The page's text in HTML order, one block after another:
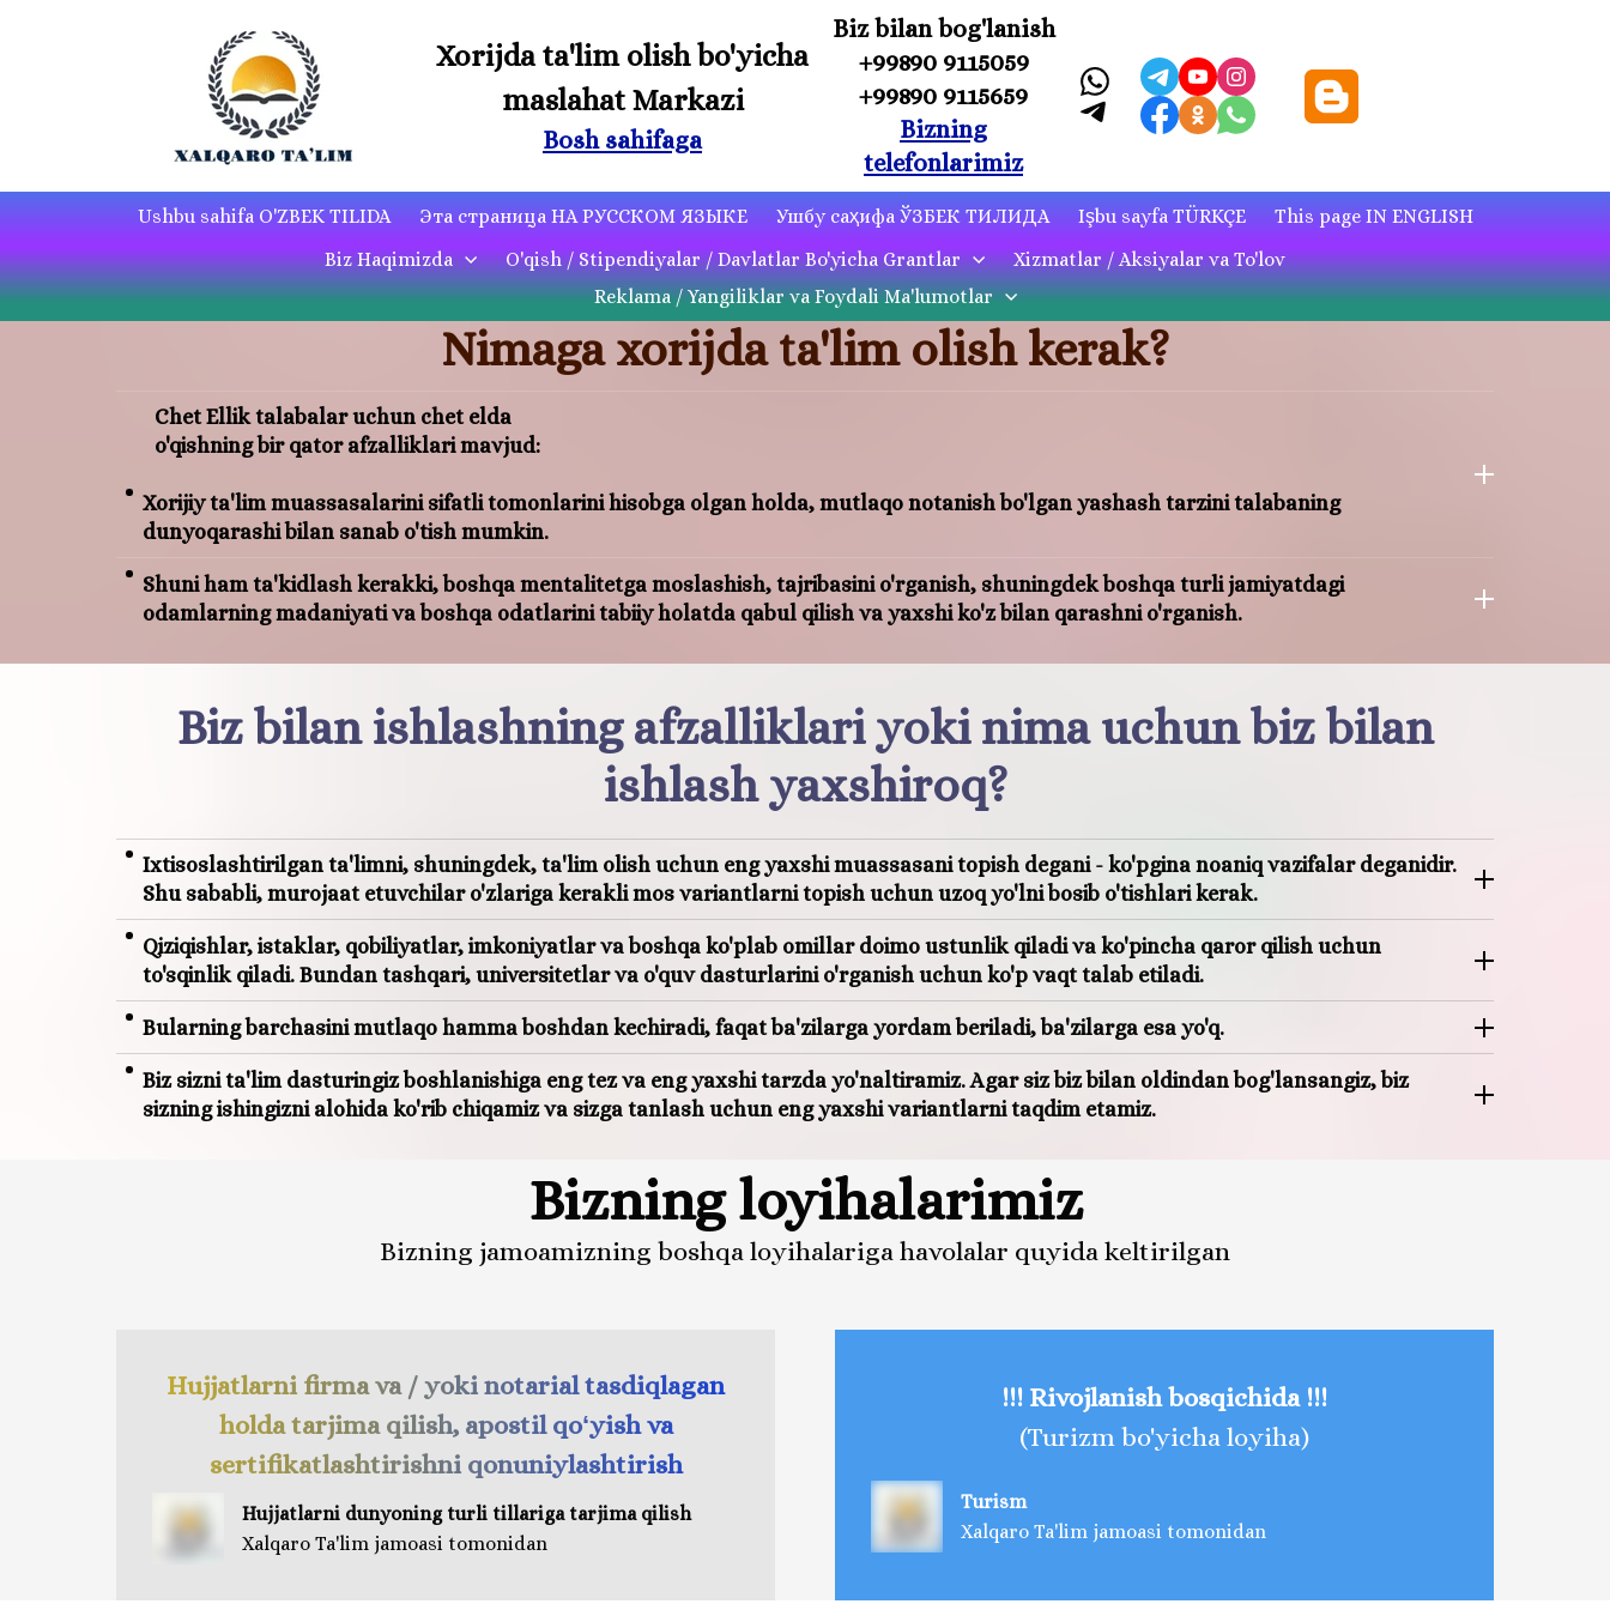
Xorijda ta'lim olish bo'yicha
maslahat Markazi
Bosh sahifaga
Biz bilan bog'lanish
+99890 9115059
+99890 9115659
Bizning
telefonlarimiz
Ushbu sahifa O'ZBEK TILIDA Эта страница НА РУССКОМ ЯЗЫКЕ Ушбу саҳифа ЎЗБЕК ТИЛИДА Işbu sayfa TÜRKÇE
This page IN ENGLISH
Biz Haqimizda
O'qish / Stipendiyalar / Davlatlar Bo'yicha Grantlar
Xizmatlar / Aksiyalar va To'lov
Reklama / Yangiliklar va Foydali Ma'lumotlar
Nimaga xorijda ta'lim olish kerak?
Chet Ellik talabalar uchun chet elda
o'qishning bir qator afzalliklari mavjud:
Xorijiy ta'lim muassasalarini sifatli tomonlarini hisobga olgan holda, mutlaqo notanish bo'lgan yashash tarzini talabaning
dunyoqarashi bilan sanab o'tish mumkin.
Shuni ham ta'kidlash kerakki, boshqa mentalitetga moslashish, tajribasini o'rganish, shuningdek boshqa turli jamiyatdagi
odamlarning madaniyati va boshqa odatlarini tabiiy holatda qabul qilish va yaxshi ko'z bilan qarashni o'rganish.
Biz bilan ishlashning afzalliklari yoki nima uchun biz bilan
ishlash yaxshiroq?
Ixtisoslashtirilgan ta'limni, shuningdek, ta'lim olish uchun eng yaxshi muassasani topish degani - ko'pgina noaniq vazifalar deganidir.
Shu sababli, murojaat etuvchilar o'zlariga kerakli mos variantlarni topish uchun uzoq yo'lni bosib o'tishlari kerak.
Qiziqishlar, istaklar, qobiliyatlar, imkoniyatlar va boshqa ko'plab omillar doimo ustunlik qiladi va ko'pincha qaror qilish uchun
to'sqinlik qiladi. Bundan tashqari, universitetlar va o'quv dasturlarini o'rganish uchun ko'p vaqt talab etiladi.
Bularning barchasini mutlaqo hamma boshdan kechiradi, faqat ba'zilarga yordam beriladi, ba'zilarga esa yo'q.
Biz sizni ta'lim dasturingiz boshlanishiga eng tez va eng yaxshi tarzda yo'naltiramiz. Agar siz biz bilan oldindan bog'lansangiz, biz
sizning ishingizni alohida ko'rib chiqamiz va sizga tanlash uchun eng yaxshi variantlarni taqdim etamiz.
Bizning loyihalarimiz
Bizning jamoamizning boshqa loyihalariga havolalar quyida keltirilgan
Hujjatlarni firma va / yoki notarial tasdiqlagan
holda tarjima qilish, apostil qoʻyish va
sertifikatlashtirishni qonuniylashtirish
Hujjatlarni dunyoning turli tillariga tarjima qilish
Xalqaro Ta'lim jamoasi tomonidan
!!! Rivojlanish bosqichida !!!
(Turizm bo'yicha loyiha)
Turism
Xalqaro Ta'lim jamoasi tomonidan